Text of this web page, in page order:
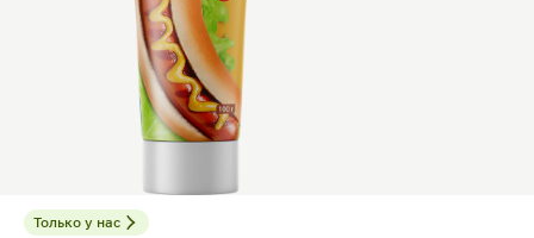
Только у нас